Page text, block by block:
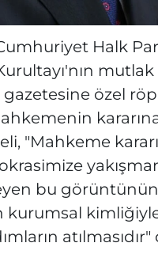
Halk
gazetesine özel
"Mahkeme
bu
kimliğiyle
atılmasıdır"